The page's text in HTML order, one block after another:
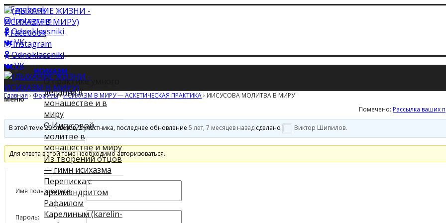
Facebook
Instagram
Odnoklassniki
VK
Facebook
Instagram
Odnoklassniki
VK
Меню
ИСИХАЗМ
О практике умного
делания в
монашестве и в
миру
О Иисусовой
молитве в
монашестве и миру
Из творений отцов
— гимн исихазма
Переписка с
архимандритом
Рафаилом
Карелиным (karelin-
Главная › Форумы›ИСИХАЗМ В МИРУ — АСКЕТИЧЕСКАЯ ПРАКТИКА› ИИСУСОВА МОЛИТВА В МИРУ
Помечено: Рассылка ваших
В этой теме 29 ответов, 2 участника, последнее обновление5 лет, 7 месяцев назад сделано Виктор Шипилов.
Для ответа в этой теме необходимо авторизоваться.
Имя пользователя:
Пароль: